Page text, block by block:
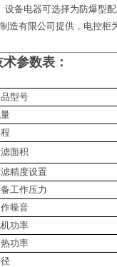
设备电器可选择为防爆型
造有限公司提供，电控柜
术参数表：
型号
面积
精度设置
工作压力
噪音
功率
功率